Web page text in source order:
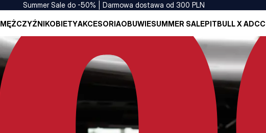
Summer Sale do -50% | Darmowa dostawa od 300 PLN
MĘŻCZYŹNIKOBIETYAKCESORIAOBUWIESUMMER SALEPITBULL X ADCC